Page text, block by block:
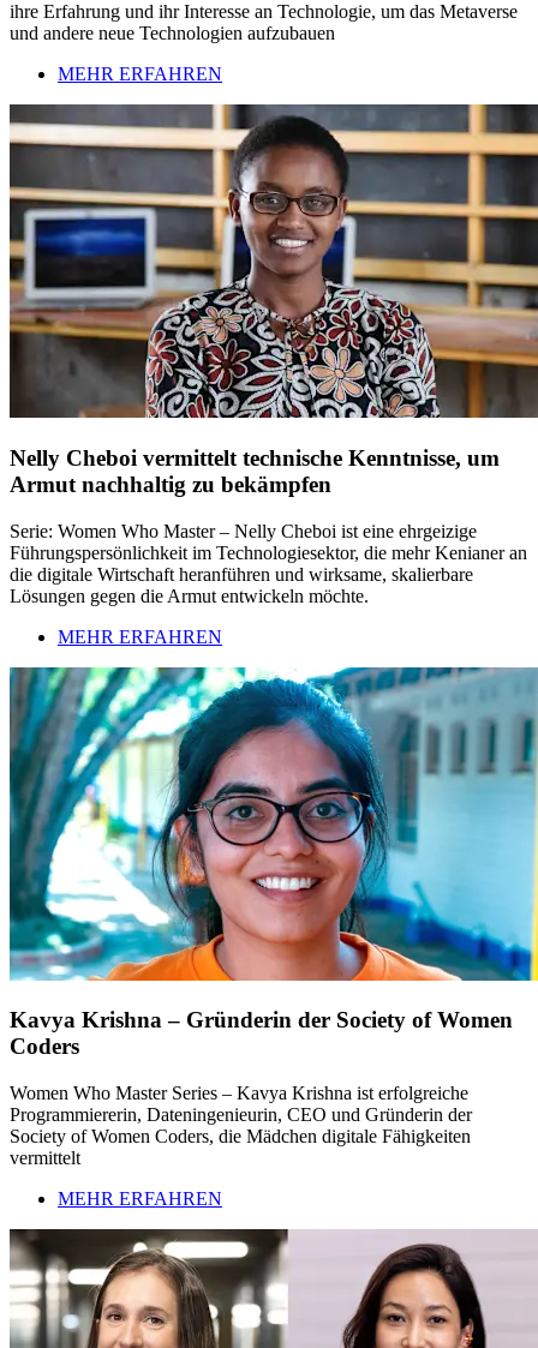
ihre Erfahrung und ihr Interesse an Technologie, um das Metaverse
und andere neue Technologien aufzubauen
MEHR ERFAHREN
Nelly Cheboi vermittelt technische Kenntnisse, um
Armut nachhaltig zu bekämpfen
Serie: Women Who Master – Nelly Cheboi ist eine ehrgeizige
Führungspersönlichkeit im Technologiesektor, die mehr Kenianer an
die digitale Wirtschaft heranführen und wirksame, skalierbare
Lösungen gegen die Armut entwickeln möchte.
MEHR ERFAHREN
Kavya Krishna – Gründerin der Society of Women
Coders
Women Who Master Series – Kavya Krishna ist erfolgreiche
Programmiererin, Dateningenieurin, CEO und Gründerin der
Society of Women Coders, die Mädchen digitale Fähigkeiten
vermittelt
MEHR ERFAHREN